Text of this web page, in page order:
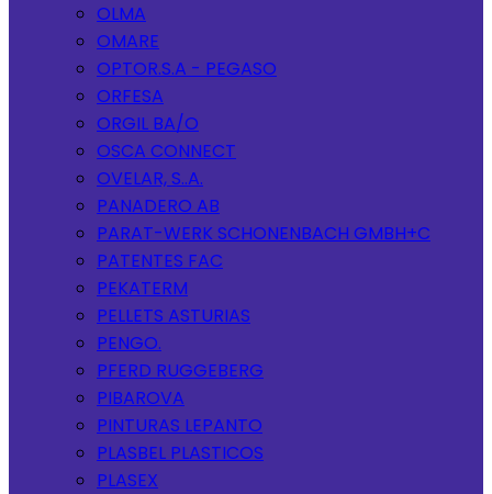
OLMA
OMARE
OPTOR.S.A - PEGASO
ORFESA
ORGIL BA/O
OSCA CONNECT
OVELAR, S..A.
PANADERO AB
PARAT-WERK SCHONENBACH GMBH+C
PATENTES FAC
PEKATERM
PELLETS ASTURIAS
PENGO.
PFERD RUGGEBERG
PIBAROVA
PINTURAS LEPANTO
PLASBEL PLASTICOS
PLASEX